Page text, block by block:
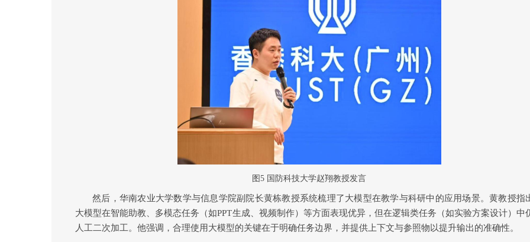
图5 国防科技大学赵翔教授发言
然后， 华南农业大学数学与信息学院副院长黄栋教授系统梳理了大模型在教学与科研中的应用场景。黄教授指
大模型在智能助教、多模态任务（如PPT生成、视频制作）等方面表现优异，但在逻辑类任务（如实验方案设计）中
人工二次加工。他强调，合理使用大模型的关键在于明确任务边界，并提供上下文与参照物以提升输出的准确性。